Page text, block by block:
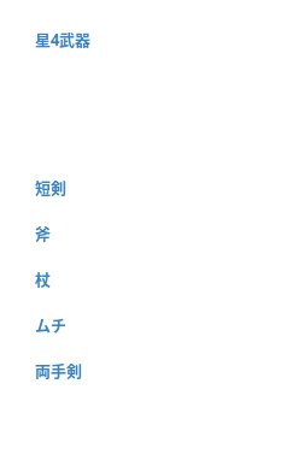
星4武器
短剣
斧
杖
ムチ
両手剣